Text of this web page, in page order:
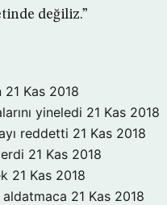
değiliz.”
21 Kas 2018
yineledi 21 Kas 2018
reddetti 21 Kas 2018
21 Kas 2018
21 Kas 2018
aldatmaca 21 Kas 2018